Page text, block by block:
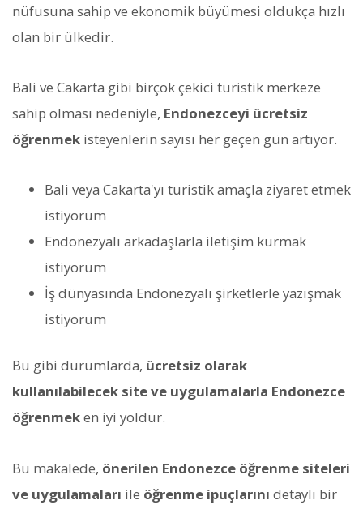
nüfusuna sahip ve ekonomik büyümesi oldukça hızlı
olan bir ülkedir.
Bali ve Cakarta gibi birçok çekici turistik merkeze
sahip olması nedeniyle, Endonezceyi ücretsiz
öğrenmek isteyenlerin sayısı her geçen gün artıyor.
Bali veya Cakarta'yı turistik amaçla ziyaret etmek
istiyorum
Endonezyalı arkadaşlarla iletişim kurmak
istiyorum
İş dünyasında Endonezyalı şirketlerle yazışmak
istiyorum
Bu gibi durumlarda, ücretsiz olarak
kullanılabilecek site ve uygulamalarla Endonezce
öğrenmeken iyi yoldur.
Bu makalede, önerilen Endonezce öğrenme siteleri
ve uygulamaları ile öğrenme ipuçlarını detaylı bir